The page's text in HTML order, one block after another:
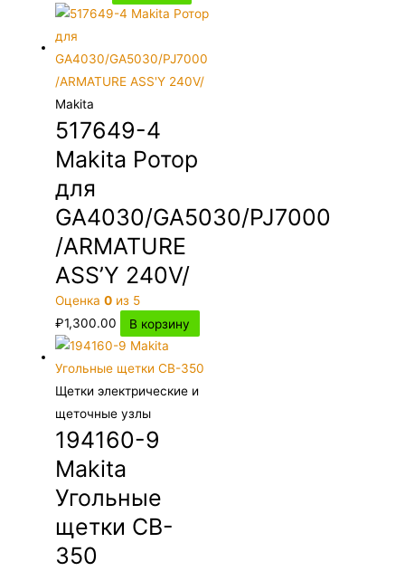
Makita
517649-4
Makita Ротор
для
GA4030/GA5030/PJ7000
/ARMATURE
ASS’Y 240V/
Оценка0 из 5
₽1,300.00 В корзину
Щетки электрические и
щеточные узлы
194160-9
Makita
Угольные
щетки CB-
350